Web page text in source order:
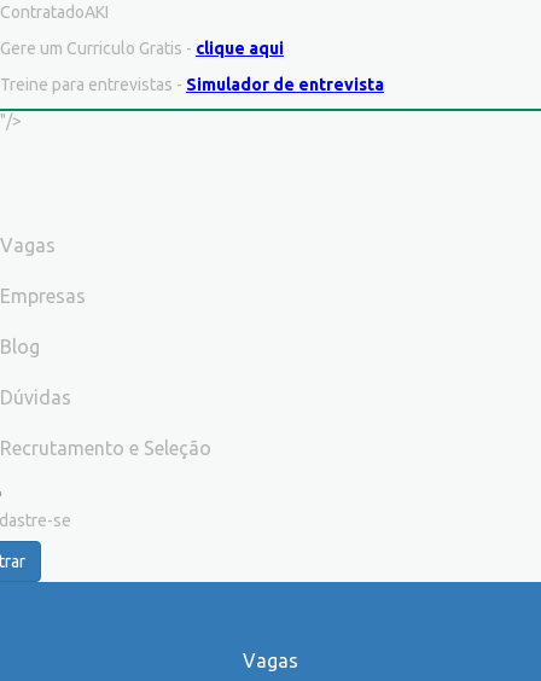
ContratadoAKI
Gere um Curriculo Gratis - clique aqui
Treine para entrevistas - Simulador de entrevista
"/>
Vagas
Empresas
Blog
Dúvidas
Recrutamento e Seleção
se
Vagas